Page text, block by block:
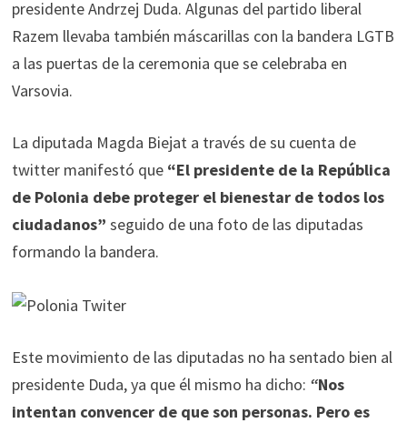
presidente Andrzej Duda. Algunas del partido liberal
Razem llevaba también máscarillas con la bandera LGTB
a las puertas de la ceremonia que se celebraba en
Varsovia.
La diputada Magda Biejat a través de su cuenta de
twitter manifestó que “El presidente de la República
de Polonia debe proteger el bienestar de todos los
ciudadanos” seguido de una foto de las diputadas
formando la bandera.
Este movimiento de las diputadas no ha sentado bien al
presidente Duda, ya que él mismo ha dicho: “Nos
intentan convencer de que son personas. Pero es